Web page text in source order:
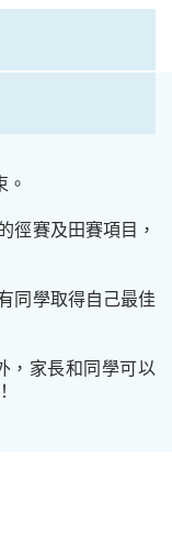
。
徑賽及田賽項目，
同學取得自己最佳
，家長和同學可以